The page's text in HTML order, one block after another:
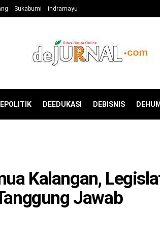
Sukabumi indramayu
DEEDUKASI DEBISNIS
Kalangan,
Jawab